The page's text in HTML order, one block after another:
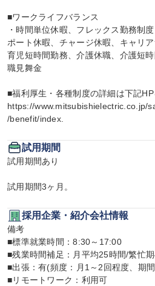
■ワークライフバランス
・時間単位休暇、フレックス勤務制
ポート休暇、チャージ休暇、キャリ
育児短時間勤務、介護休職、介護短
職見舞金
■福利厚生・各種制度の詳細は下記HP
https://www.mitsubishielectric.co.jp/
/benefit/index.
試用期間
試用期間あり
試用期間3ヶ月。
採用企業・紹介会社情報
備考
■標準就業時間：8:30～17:00
■残業時間補足：月平均25時間/繁忙
■出張：有(頻度：月1～2回程度、期
■リモートワーク：利用可